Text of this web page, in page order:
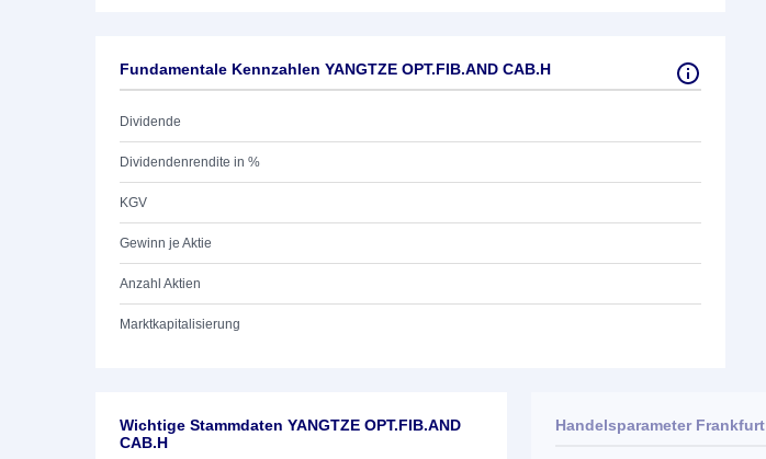
Fundamentale Kennzahlen YANGTZE OPT.FIB.AND CAB.H
Dividende
Dividendenrendite in %
KGV
Gewinn je Aktie
Anzahl Aktien
Marktkapitalisierung
Wichtige Stammdaten YANGTZE OPT.FIB.AND
CAB.H
Handelsparameter Frankfurt